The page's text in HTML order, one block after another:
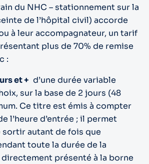
du NHC – stationnement sur la
de l’hôpital civil) accorde
à leur accompagnateur, un tarif
plus de 70% de remise
:
et + d’une durée variable
sur la base de 2 jours (48
Ce titre est émis à compter
l’heure d’entrée ; il permet
sortir autant de fois que
toute la durée de la
présenté à la borne